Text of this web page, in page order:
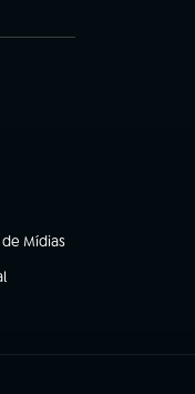
Mídias
aba)